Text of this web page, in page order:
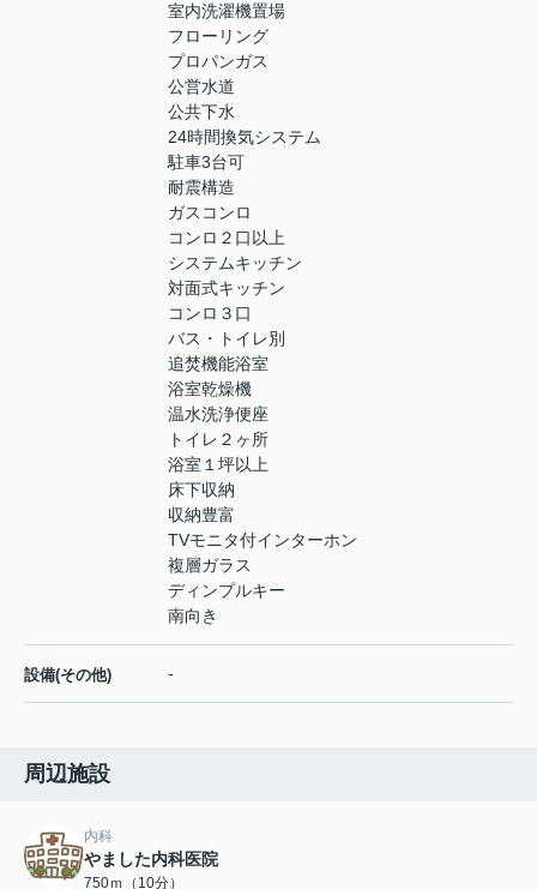
室内洗濯機置場
フローリング
プロパンガス
公営水道
公共下水
24時間換気システム
駐車3台可
耐震構造
ガスコンロ
コンロ２口以上
システムキッチン
対面式キッチン
コンロ３口
バス・トイレ別
追焚機能浴室
浴室乾燥機
温水洗浄便座
トイレ２ヶ所
浴室１坪以上
床下収納
収納豊富
TVモニタ付インターホン
複層ガラス
ディンプルキー
南向き
設備(その他) -
周辺施設
内科
やました内科医院
750ｍ（10分）